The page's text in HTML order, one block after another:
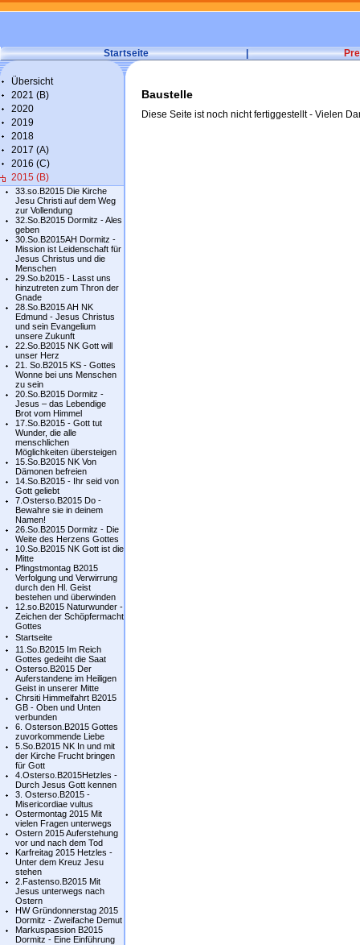
Startseite |
Übersicht
2021 (B)
2020
2019
2018
2017 (A)
2016 (C)
2015 (B)
33.so.B2015 Die Kirche
Jesu Christi auf dem Weg
zur Vollendung
32.So.B2015 Dormitz - Ales
geben
30.So.B2015AH Dormitz -
Mission ist Leidenschaft für
Jesus Christus und die
Menschen
29.So.b2015 - Lasst uns
hinzutreten zum Thron der
Gnade
28.So.B2015 AH NK
Edmund - Jesus Christus
und sein Evangelium
unsere Zukunft
22.So.B2015 NK Gott will
unser Herz
21. So.B2015 KS - Gottes
Wonne bei uns Menschen
zu sein
20.So.B2015 Dormitz -
Jesus – das Lebendige
Brot vom Himmel
17.So.B2015 - Gott tut
Wunder, die alle
menschlichen
Möglichkeiten übersteigen
15.So.B2015 NK Von
Dämonen befreien
14.So.B2015 - Ihr seid von
Gott geliebt
7.Osterso.B2015 Do -
Bewahre sie in deinem
Namen!
26.So.B2015 Dormitz - Die
Weite des Herzens Gottes
10.So.B2015 NK Gott ist die
Mitte
Pfingstmontag B2015
Verfolgung und Verwirrung
durch den Hl. Geist
bestehen und überwinden
12.so.B2015 Naturwunder -
Zeichen der Schöpfermacht
Gottes
Startseite
11.So.B2015 Im Reich
Gottes gedeiht die Saat
Osterso.B2015 Der
Auferstandene im Heiligen
Geist in unserer Mitte
Chrsiti Himmelfahrt B2015
GB - Oben und Unten
verbunden
6. Osterson.B2015 Gottes
zuvorkommende Liebe
5.So.B2015 NK In und mit
der Kirche Frucht bringen
für Gott
4.Osterso.B2015Hetzles -
Durch Jesus Gott kennen
3. Osterso.B2015 -
Misericordiae vultus
Ostermontag 2015 Mit
vielen Fragen unterwegs
Ostern 2015 Auferstehung
vor und nach dem Tod
Karfreitag 2015 Hetzles -
Unter dem Kreuz Jesu
stehen
2.Fastenso.B2015 Mit
Jesus unterwegs nach
Ostern
HW Gründonnerstag 2015
Dormitz - Zweifache Demut
Markuspassion B2015
Dormitz - Eine Einführung
Baustelle
Diese Seite ist noch nicht fertiggestellt - Vielen